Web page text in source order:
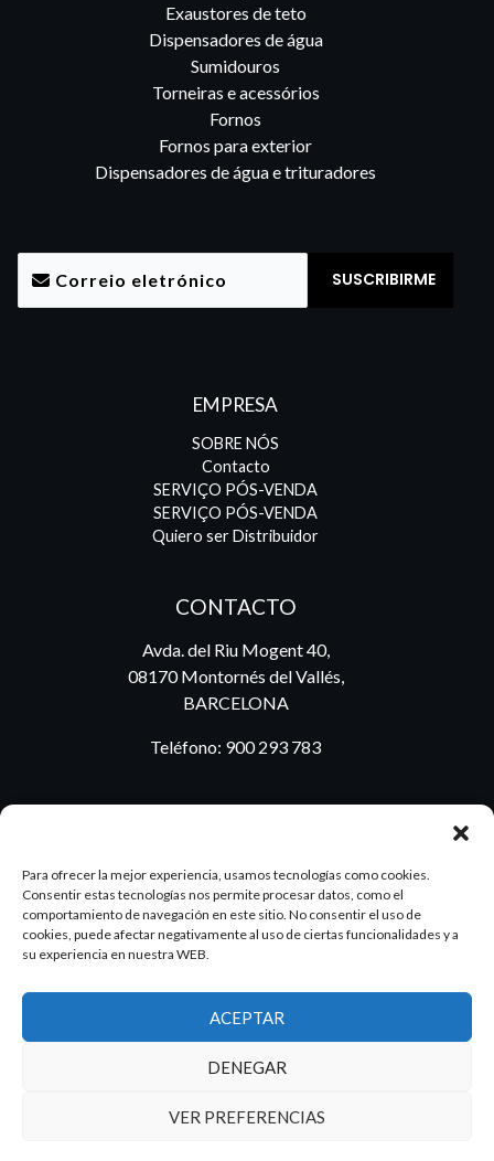
Para ofrecer la mejor experiencia, usamos tecnologías como cookies.
Consentir estas tecnologías nos permite procesar datos, como el
comportamiento de navegación en este sitio. No consentir el uso de
cookies, puede afectar negativamente al uso de ciertas funcionalidades y a
su experiencia en nuestra WEB.
ACEPTAR
DENEGAR
VER PREFERENCIAS
Exaustores de teto
Dispensadores de água
Sumidouros
Torneiras e acessórios
Fornos
Fornos para exterior
Dispensadores de água e trituradores
EMPRESA
SOBRE NÓS
Contacto
SERVIÇO PÓS-VENDA
SERVIÇO PÓS-VENDA
Quiero ser Distribuidor
CONTACTO
Avda. del Riu Mogent 40,
08170 Montornés del Vallés,
BARCELONA
Teléfono: 900 293 783
2026 Dake. Todos los derechos reservados.